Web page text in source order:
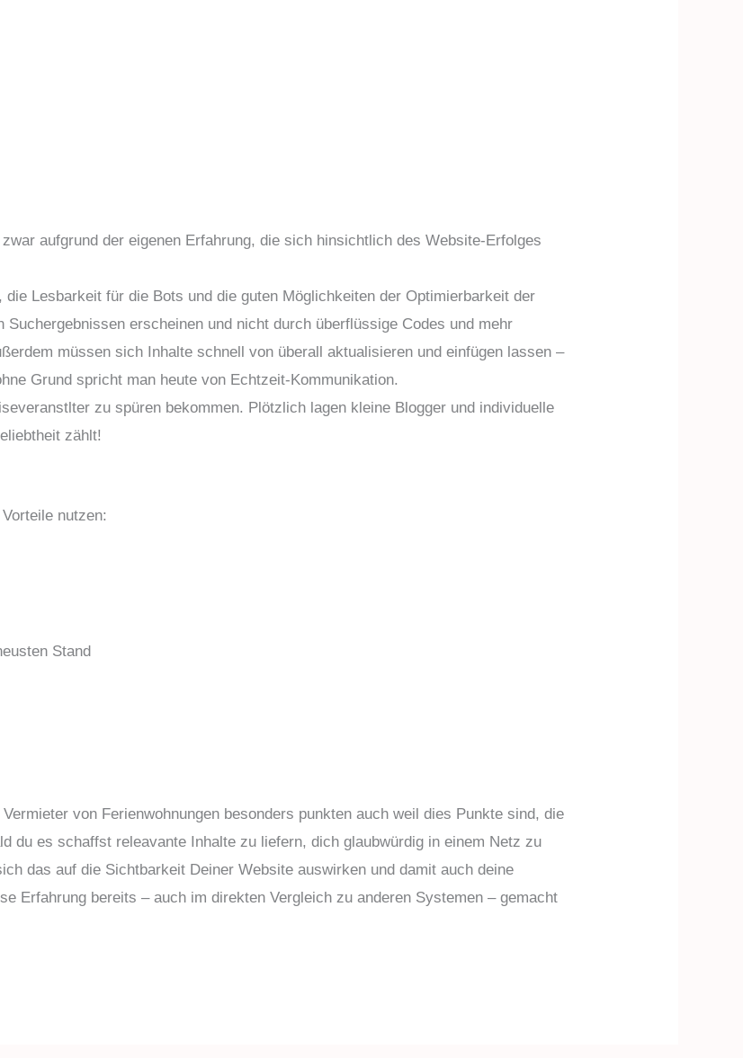
aufgrund der eigenen Erfahrung, die sich hinsichtlich des Website-Erfolges
Lesbarkeit für die Bots und die guten Möglichkeiten der Optimierbarkeit der
erscheinen und nicht durch überflüssige Codes und mehr
müssen sich Inhalte schnell von überall aktualisieren und einfügen lassen –
Grund spricht man heute von Echtzeit-Kommunikation.
zu spüren bekommen. Plötzlich lagen kleine Blogger und individuelle
zählt!
nutzen:
Stand
von Ferienwohnungen besonders punkten auch weil dies Punkte sind, die
du es schaffst releavante Inhalte zu liefern, dich glaubwürdig in einem Netz zu
das auf die Sichtbarkeit Deiner Website auswirken und damit auch deine
Erfahrung bereits – auch im direkten Vergleich zu anderen Systemen – gemacht